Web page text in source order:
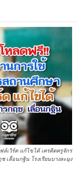
เวิร์ด แก้ไขได้ เครดิตครูจักร
ช เลื่อนกฐิน โรงเรียนบางละมุง